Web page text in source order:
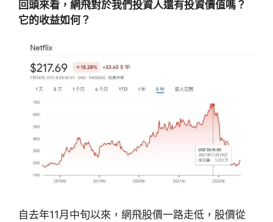
回頭來看，網飛對於我們投資人還有投資價值嗎？
它的收益如何？
自去年11月中旬以來，網飛股價一路走低，股價從